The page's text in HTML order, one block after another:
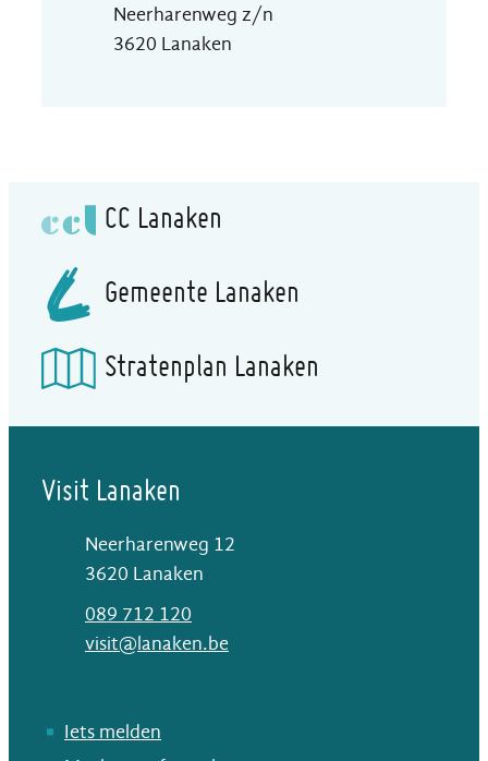
AdresNeerharenweg z/n
,3620 Lanaken
CC Lanaken
Gemeente Lanaken
Stratenplan Lanaken
Visit Lanaken
Neerharenweg 12
,3620 Lanaken
089 712 120
E-mailvisit@lanaken.be
Iets melden